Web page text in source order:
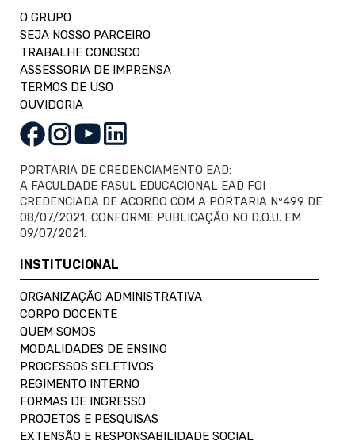
O GRUPO
SEJA NOSSO PARCEIRO
TRABALHE CONOSCO
ASSESSORIA DE IMPRENSA
TERMOS DE USO
OUVIDORIA
PORTARIA DE CREDENCIAMENTO EAD:
A FACULDADE FASUL EDUCACIONAL EAD FOI
CREDENCIADA DE ACORDO COM A PORTARIA Nº499 DE
08/07/2021, CONFORME PUBLICAÇÃO NO D.O.U. EM
09/07/2021.
INSTITUCIONAL
ORGANIZAÇÃO ADMINISTRATIVA
CORPO DOCENTE
QUEM SOMOS
MODALIDADES DE ENSINO
PROCESSOS SELETIVOS
REGIMENTO INTERNO
FORMAS DE INGRESSO
PROJETOS E PESQUISAS
EXTENSÃO E RESPONSABILIDADE SOCIAL